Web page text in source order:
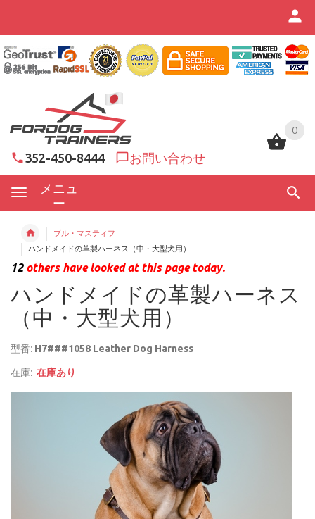
0
352-450-8444 お問い合わせ
メニュ
ー
0
ブル・マスティフ
ハンドメイドの革製ハーネス（中・大型犬用）
12others have looked at this page today.
ハンドメイドの革製ハーネス
（中・大型犬用）
型番: H7###1058 Leather Dog Harness
在庫: 在庫あり